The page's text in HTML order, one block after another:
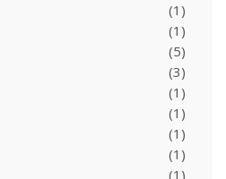
(1)
(1)
(5)
(3)
(1)
(1)
(1)
(1)
(1)